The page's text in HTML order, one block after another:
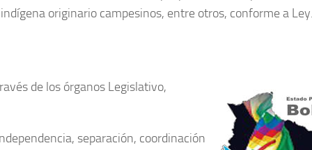
originario campesinos, entre otros, conforme a
de los órganos Legislativo,
separación, coordinación